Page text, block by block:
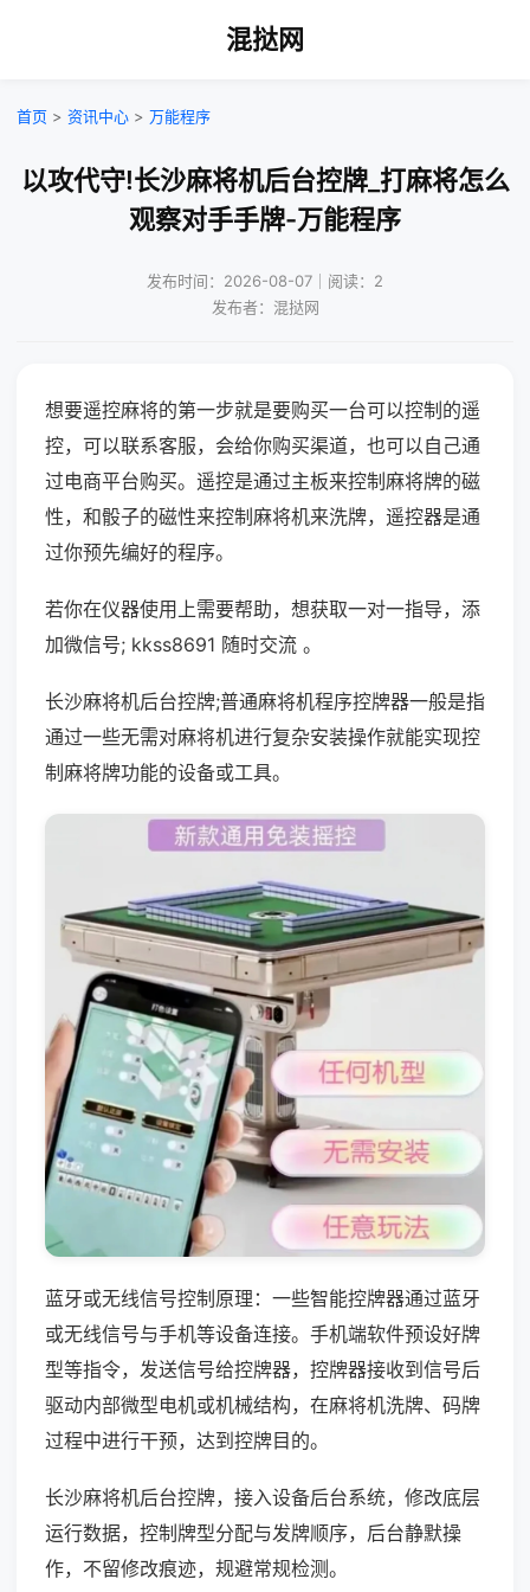
混挞网
首页 > 资讯中心 > 万能程序
以攻代守!长沙麻将机后台控牌_打麻将怎么
观察对手手牌-万能程序
发布时间：2026-08-07｜阅读：2
发布者：混挞网
想要遥控麻将的第一步就是要购买一台可以控制的遥
控，可以联系客服，会给你购买渠道，也可以自己通
过电商平台购买。遥控是通过主板来控制麻将牌的磁
性，和骰子的磁性来控制麻将机来洗牌，遥控器是通
过你预先编好的程序。
若你在仪器使用上需要帮助，想获取一对一指导，添
加微信号; kkss8691 随时交流 。
长沙麻将机后台控牌;普通麻将机程序控牌器一般是指
通过一些无需对麻将机进行复杂安装操作就能实现控
制麻将牌功能的设备或工具。
蓝牙或无线信号控制原理：一些智能控牌器通过蓝牙
或无线信号与手机等设备连接。手机端软件预设好牌
型等指令，发送信号给控牌器，控牌器接收到信号后
驱动内部微型电机或机械结构，在麻将机洗牌、码牌
过程中进行干预，达到控牌目的。
长沙麻将机后台控牌，接入设备后台系统，修改底层
运行数据，控制牌型分配与发牌顺序，后台静默操
作，不留修改痕迹，规避常规检测。